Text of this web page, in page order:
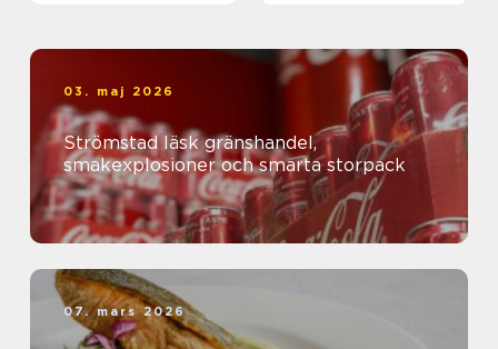
03. maj 2026
Strömstad läsk gränshandel,
smakexplosioner och smarta storpack
07. mars 2026